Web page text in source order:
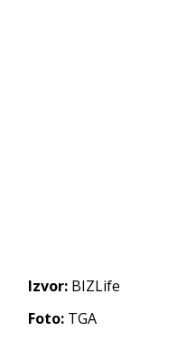
Izvor: BIZLife
Foto: TGA